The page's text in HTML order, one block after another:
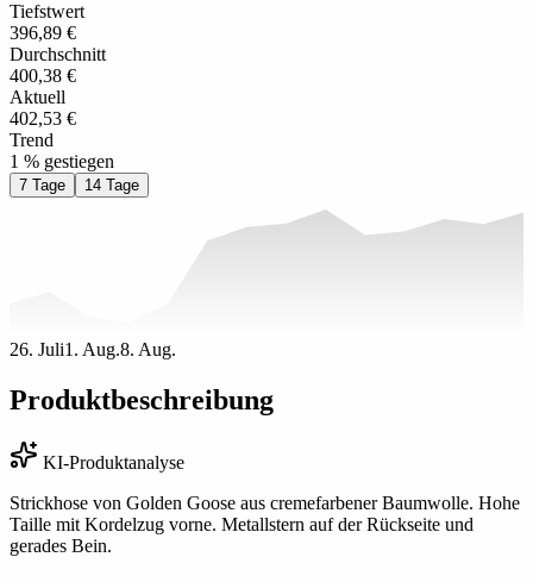
Tiefstwert
396,89 €
Durchschnitt
400,38 €
Aktuell
402,53 €
Trend
1 % gestiegen
7 Tage 14 Tage
26. Juli1. Aug.8. Aug.
Produktbeschreibung
KI-Produktanalyse
Strickhose von Golden Goose aus cremefarbener Baumwolle. Hohe
Taille mit Kordelzug vorne. Metallstern auf der Rückseite und
gerades Bein.